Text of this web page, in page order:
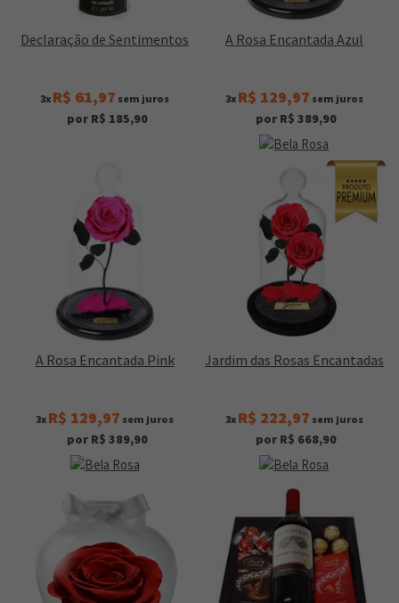
Declaração de Sentimentos
3x R$ 61,97 sem juros
por R$ 185,90
A Rosa Encantada Azul
3x R$ 129,97 sem juros
por R$ 389,90
A Rosa Encantada Pink
3x R$ 129,97 sem juros
por R$ 389,90
Jardim das Rosas Encantadas
3x R$ 222,97 sem juros
por R$ 668,90